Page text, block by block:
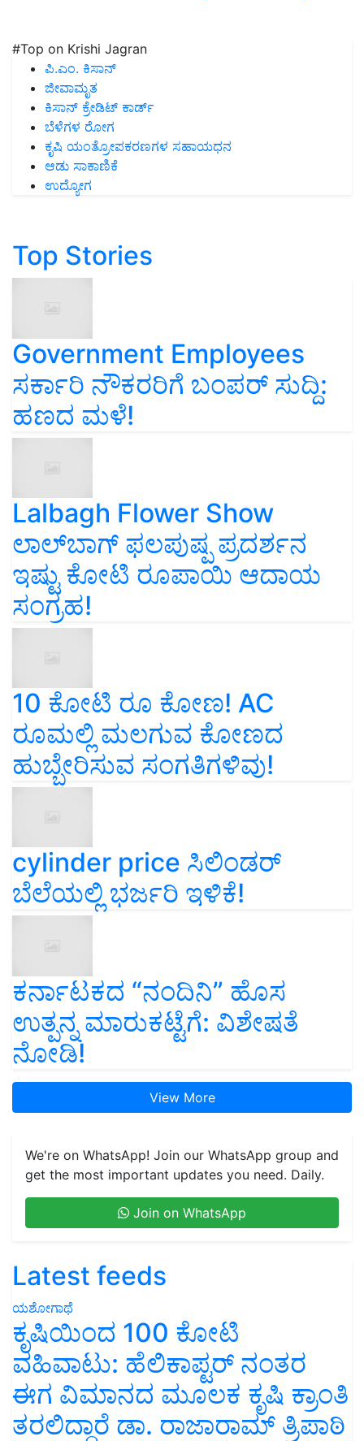
#Top on Krishi Jagran
ಪಿ.ಎಂ. ಕಿಸಾನ್
ಜೀವಾಮೃತ
ಕಿಸಾನ್ ಕ್ರೇಡಿಟ್ ಕಾರ್ಡ್
ಬೆಳೆಗಳ ರೋಗ
ಕೃಷಿ ಯಂತ್ರೋಪಕರಣಗಳ ಸಹಾಯಧನ
ಆಡು ಸಾಕಾಣಿಕೆ
ಉದ್ಯೋಗ
Top Stories
Government Employees
ಸರ್ಕಾರಿ ನೌಕರರಿಗೆ ಬಂಪರ್‌ ಸುದ್ದಿ:
ಹಣದ ಮಳೆ!
Lalbagh Flower Show
ಲಾಲ್‌ಬಾಗ್ ಫಲಪುಷ್ಪ ಪ್ರದರ್ಶನ
ಇಷ್ಟು ಕೋಟಿ ರೂಪಾಯಿ ಆದಾಯ
ಸಂಗ್ರಹ!
10 ಕೋಟಿ ರೂ ಕೋಣ! AC
ರೂಮಲ್ಲಿ ಮಲಗುವ ಕೋಣದ
ಹುಬ್ಬೇರಿಸುವ ಸಂಗತಿಗಳಿವು!
cylinder price ಸಿಲಿಂಡರ್‌
ಬೆಲೆಯಲ್ಲಿ ಭರ್ಜರಿ ಇಳಿಕೆ!
ಕರ್ನಾಟಕದ “ನಂದಿನಿ” ಹೊಸ
ಉತ್ಪನ್ನ ಮಾರುಕಟ್ಟೆಗೆ: ವಿಶೇಷತೆ
ನೋಡಿ!
View More
We're on WhatsApp! Join our WhatsApp group and
get the most important updates you need. Daily.
Join on WhatsApp
Latest feeds
ಯಶೋಗಾಥೆ
ಕೃಷಿಯಿಂದ 100 ಕೋಟಿ
ವಹಿವಾಟು: ಹೆಲಿಕಾಪ್ಟರ್ ನಂತರ
ಈಗ ವಿಮಾನದ ಮೂಲಕ ಕೃಷಿ ಕ್ರಾಂತಿ
ತರಲಿದ್ದಾರೆ ಡಾ. ರಾಜಾರಾಮ್ ತ್ರಿಪಾಠಿ